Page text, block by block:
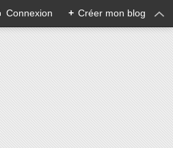
Connexion + Créer mon blog